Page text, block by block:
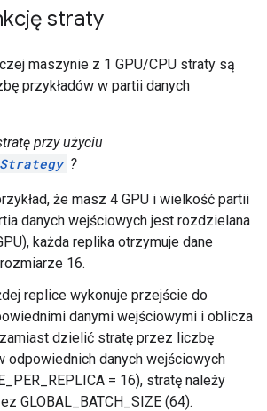
{
TFT_TENSOR
TFT_FLOAT
TFT_TENSOR
TFT_UINT8
straty
maszynie z 1 GPU/CPU straty są
przykładów w partii danych
przy użyciu
?
że masz 4 GPU i wielkość partii
danych wejściowych jest rozdzielana
każda replika otrzymuje dane
16.
replice wykonuje przejście do
danymi wejściowymi i oblicza
dzielić stratę przez liczbę
odpowiednich danych wejściowych
= 16), stratę należy
GLOBAL_BATCH_SIZE (64).